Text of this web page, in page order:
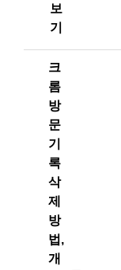
보
기
크
롬
방
문
기
록
삭
제
방
법,
개